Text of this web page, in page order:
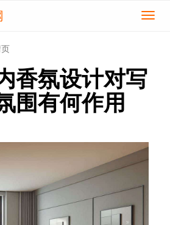
切
香氛设计对写
围有何作用